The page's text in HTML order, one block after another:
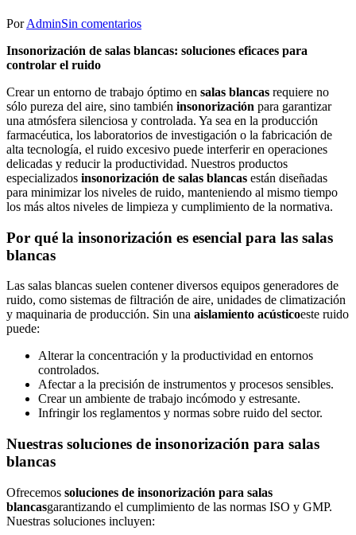
Por AdminSin comentarios
Insonorización de salas blancas: soluciones eficaces para
controlar el ruido
Crear un entorno de trabajo óptimo en salas blancas requiere no
sólo pureza del aire, sino también insonorización para garantizar
una atmósfera silenciosa y controlada. Ya sea en la producción
farmacéutica, los laboratorios de investigación o la fabricación de
alta tecnología, el ruido excesivo puede interferir en operaciones
delicadas y reducir la productividad. Nuestros productos
especializados insonorización de salas blancas están diseñadas
para minimizar los niveles de ruido, manteniendo al mismo tiempo
los más altos niveles de limpieza y cumplimiento de la normativa.
Por qué la insonorización es esencial para las salas
blancas
Las salas blancas suelen contener diversos equipos generadores de
ruido, como sistemas de filtración de aire, unidades de climatización
y maquinaria de producción. Sin una aislamiento acústicoeste ruido
puede:
Alterar la concentración y la productividad en entornos
controlados.
Afectar a la precisión de instrumentos y procesos sensibles.
Crear un ambiente de trabajo incómodo y estresante.
Infringir los reglamentos y normas sobre ruido del sector.
Nuestras soluciones de insonorización para salas
blancas
Ofrecemos soluciones de insonorización para salas
blancasgarantizando el cumplimiento de las normas ISO y GMP.
Nuestras soluciones incluyen: